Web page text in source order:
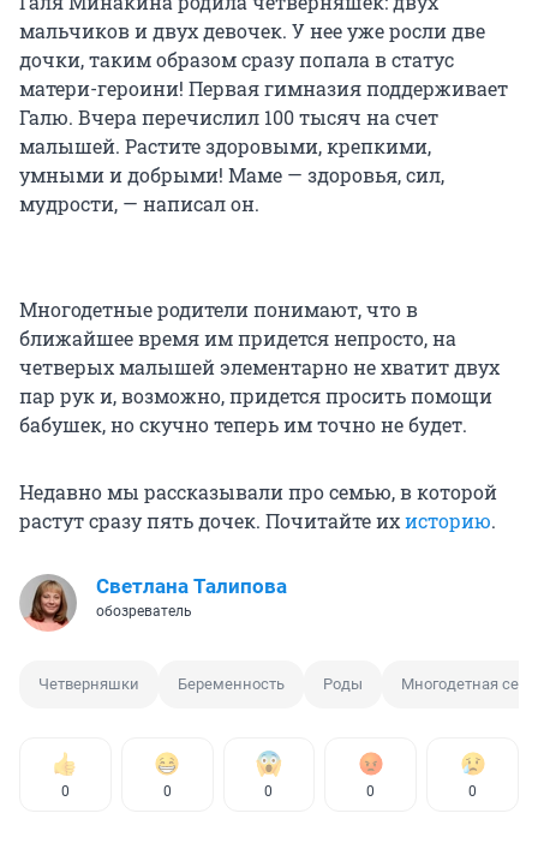
мальчиков и двух девочек. У нее уже росли две
дочки, таким образом сразу попала в статус
матери-героини! Первая гимназия поддерживает
Галю. Вчера перечислил 100 тысяч на счет
малышей. Растите здоровыми, крепкими,
умными и добрыми! Маме — здоровья, сил,
мудрости, — написал он.
Многодетные родители понимают, что в
ближайшее время им придется непросто, на
четверых малышей элементарно не хватит двух
пар рук и, возможно, придется просить помощи
бабушек, но скучно теперь им точно не будет.
Недавно мы рассказывали про семью, в которой
растут сразу пять дочек. Почитайте ихисторию.
Светлана Талипова
обозреватель
Четверняшки Беременность Роды Многодетная
0 0 0 0 0